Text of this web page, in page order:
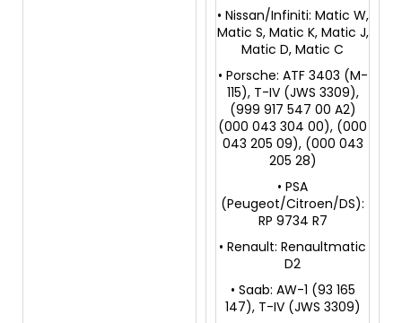
• Nissan/Infiniti: Matic W,
Matic S, Matic K, Matic J,
Matic D, Matic C
• Porsche: ATF 3403 (M-
115), T-IV (JWS 3309),
(999 917 547 00 A2)
(000 043 304 00), (000
043 205 09), (000 043
205 28)
• PSA
(Peugeot/Citroen/DS):
RP 9734 R7
• Renault: Renaultmatic
D2
• Saab: AW-1 (93 165
147), T-IV (JWS 3309)